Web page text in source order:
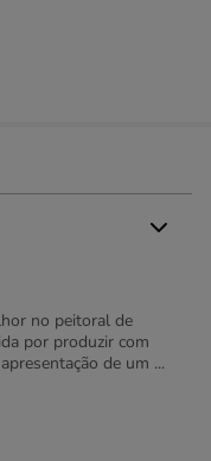
no peitoral de
por produzir com
de um ...